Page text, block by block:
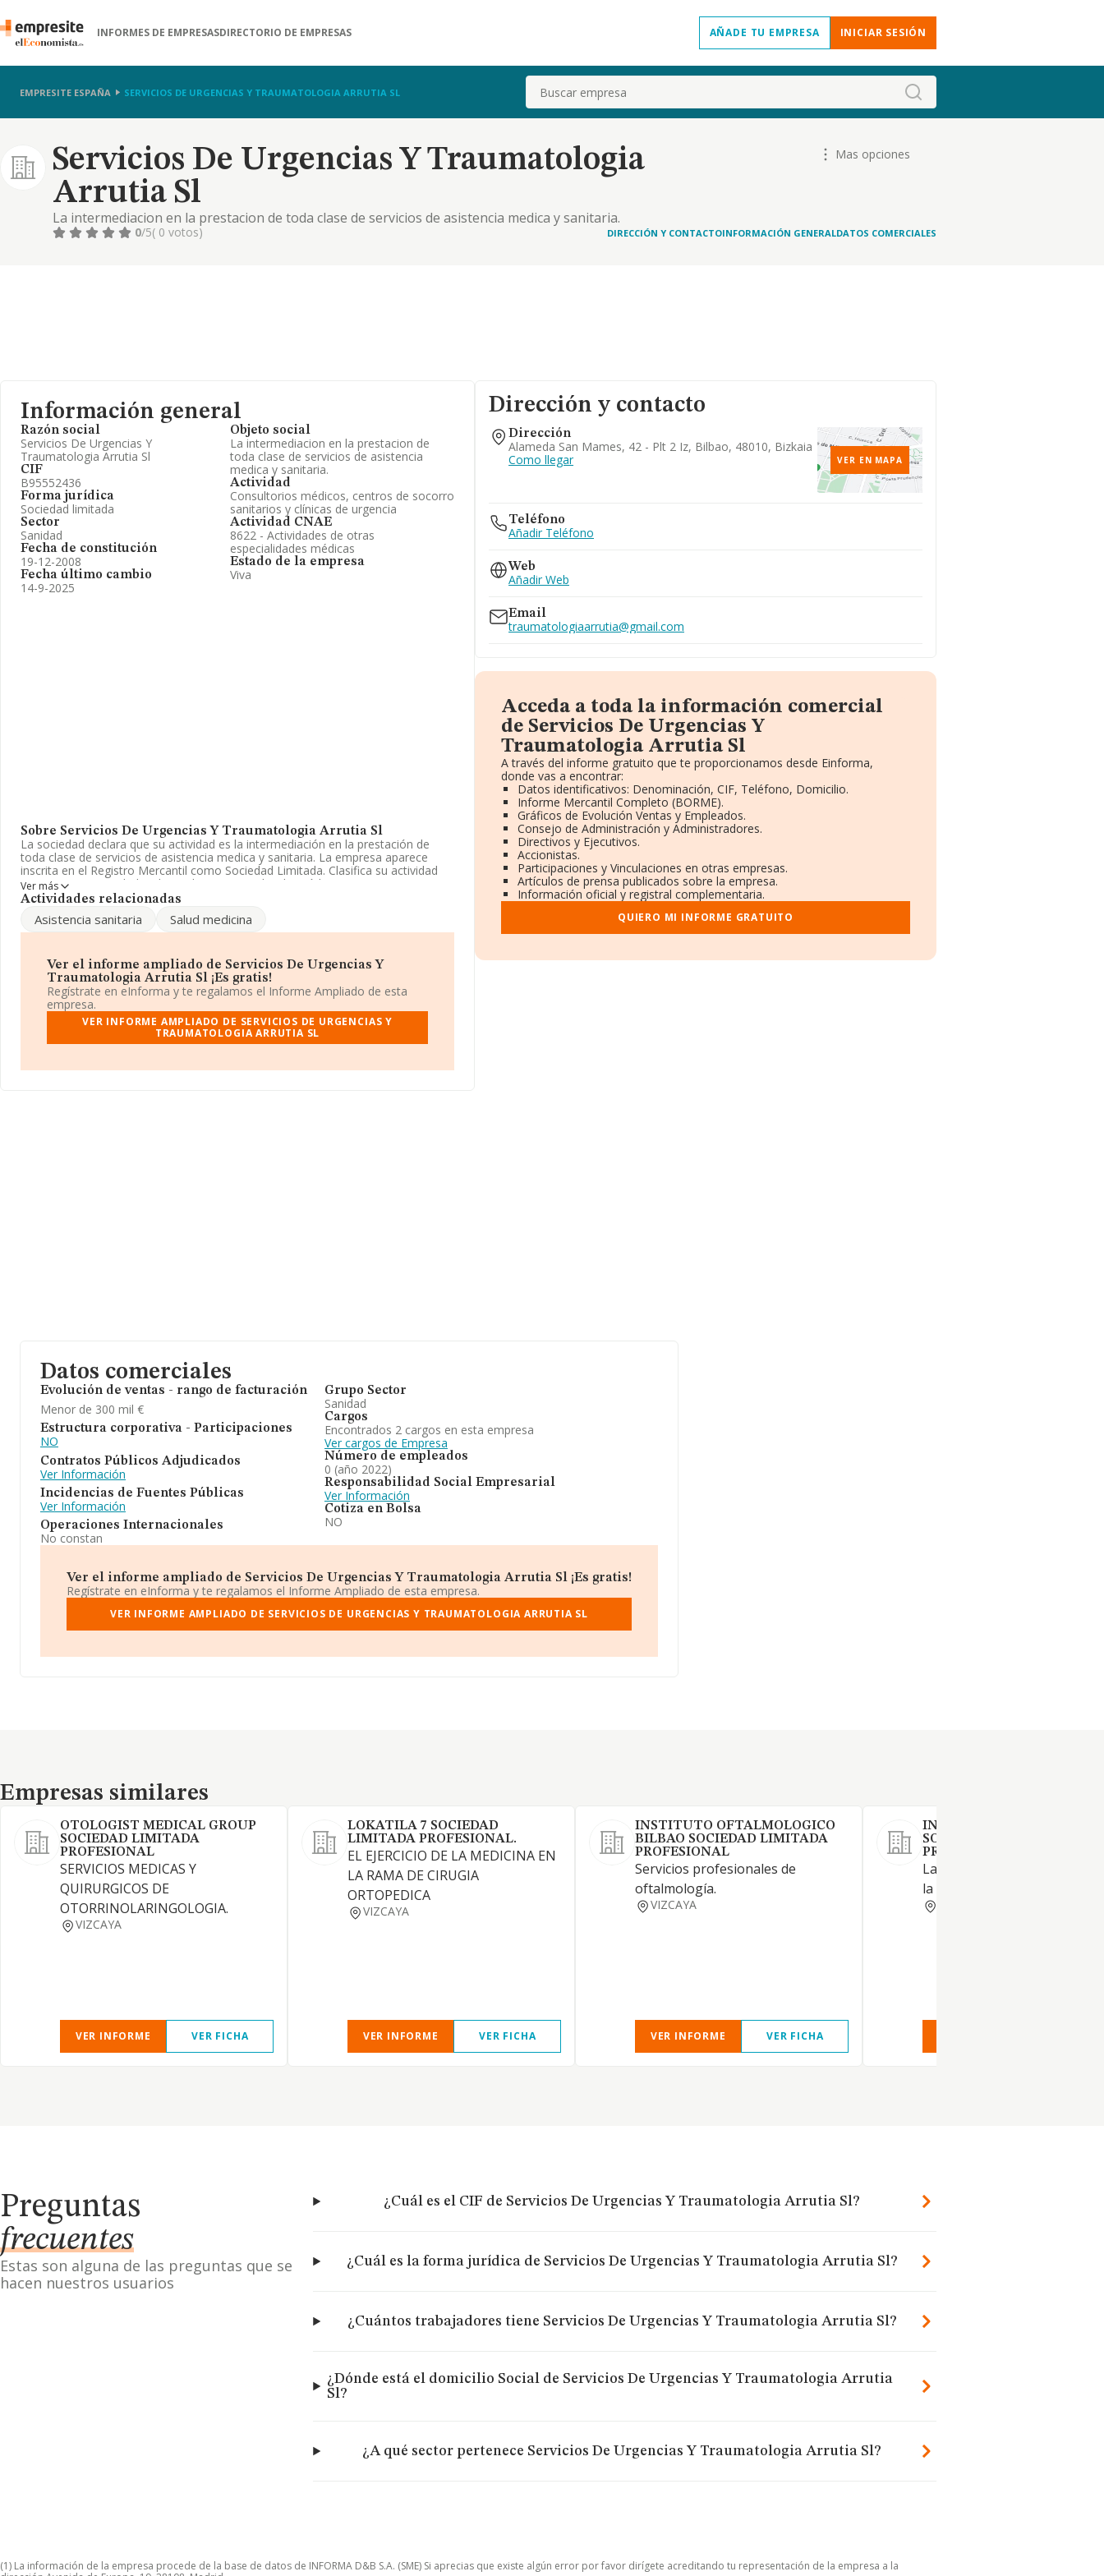
INFORMES DE EMPRESASDIRECTORIO DE EMPRESAS AÑADE TU EMPRESA INICIAR SESIÓN
EMPRESITE ESPAÑA SERVICIOS DE URGENCIAS Y TRAUMATOLOGIA ARRUTIA SL Buscar
Servicios De Urgencias Y Traumatologia
Arrutia Sl
La intermediacion en la prestacion de toda clase de servicios de asistencia medica y sanitaria.
Mas opciones
0/5( 0 votos) DIRECCIÓN Y CONTACTOINFORMACIÓN GENERALDATOS COMERCIALES
Información general
Razón social
Servicios De Urgencias Y
Traumatologia Arrutia Sl
CIF
B95552436
Forma jurídica
Sociedad limitada
Sector
Sanidad
Fecha de constitución
19-12-2008
Fecha último cambio
14-9-2025
Objeto social
La intermediacion en la prestacion de
toda clase de servicios de asistencia
medica y sanitaria.
Actividad
Consultorios médicos, centros de socorro
sanitarios y clínicas de urgencia
Actividad CNAE
8622 - Actividades de otras
especialidades médicas
Estado de la empresa
Viva
Sobre Servicios De Urgencias Y Traumatologia Arrutia Sl
La sociedad declara que su actividad es la intermediación en la prestación de
toda clase de servicios de asistencia medica y sanitaria. La empresa aparece
inscrita en el Registro Mercantil como Sociedad Limitada. Clasifica su actividad
CNAE como 'Actividades de medicina especializada', código 8622. La empresa no
tiene actividad en mercados exteriores.
Su correo es traumatologiaarrutia@gmail.com
con NIF B95552436, está situada en Alameda San Mames núm. 42 Plt 2 Iz,
(48010), en el municipio de Bilbao, en Vizcaya, País Vasco.
Con los datos a disposición de INFORMA sobre 13.421 empresas pertenecientes
al sector, a nivel nacional la facturación asciende a 4.898 millones de euros y se
calcula un promedio de facturación de 364 mil euros entre todas las compañías.
Respecto a la información de la provincia (hablamos de Vizcaya), en la base de
millones de euros. Con el fin de ampliar la información relativa a las compañías,
Ver más
Actividades relacionadas
Asistencia sanitaria Salud medicina
Ver el informe ampliado de Servicios De Urgencias Y
Traumatologia Arrutia Sl ¡Es gratis!
Regístrate en eInforma y te regalamos el Informe Ampliado de esta
empresa.
VER INFORME AMPLIADO DE SERVICIOS DE URGENCIAS Y
TRAUMATOLOGIA ARRUTIA SL
Dirección y contacto
Dirección
Alameda San Mames, 42 - Plt 2 Iz, Bilbao, 48010, Bizkaia
Como llegar
VER EN MAPA
Teléfono
Añadir Teléfono
Web
Añadir Web
Email
traumatologiaarrutia@gmail.com
Acceda a toda la información comercial
de Servicios De Urgencias Y
Traumatologia Arrutia Sl
A través del informe gratuito que te proporcionamos desde Einforma,
donde vas a encontrar:
Datos identificativos: Denominación, CIF, Teléfono, Domicilio.
Informe Mercantil Completo (BORME).
Gráficos de Evolución Ventas y Empleados.
Consejo de Administración y Administradores.
Directivos y Ejecutivos.
Accionistas.
Participaciones y Vinculaciones en otras empresas.
Artículos de prensa publicados sobre la empresa.
Información oficial y registral complementaria.
QUIERO MI INFORME GRATUITO
Datos comerciales
Evolución de ventas - rango de facturación
Menor de 300 mil €
Estructura corporativa - Participaciones
NO
Contratos Públicos Adjudicados
Ver Información
Incidencias de Fuentes Públicas
Ver Información
Operaciones Internacionales
No constan
Grupo Sector
Sanidad
Cargos
Encontrados 2 cargos en esta empresa
Ver cargos de Empresa
Número de empleados
0 (año 2022)
Responsabilidad Social Empresarial
Ver Información
Cotiza en Bolsa
NO
Ver el informe ampliado de Servicios De Urgencias Y Traumatologia Arrutia Sl ¡Es gratis!
Regístrate en eInforma y te regalamos el Informe Ampliado de esta empresa.
VER INFORME AMPLIADO DE SERVICIOS DE URGENCIAS Y TRAUMATOLOGIA ARRUTIA SL
Empresas similares
Empresas similares
OTOLOGIST MEDICAL GROUP
SOCIEDAD LIMITADA
PROFESIONAL
SERVICIOS MEDICAS Y
QUIRURGICOS DE
OTORRINOLARINGOLOGIA.
VIZCAYA
VER INFORME VER FICHA
LOKATILA 7 SOCIEDAD
LIMITADA PROFESIONAL.
EL EJERCICIO DE LA MEDICINA EN
LA RAMA DE CIRUGIA
ORTOPEDICA
VIZCAYA
VER INFORME VER FICHA
INSTITUTO OFTALMOLOGICO
BILBAO SOCIEDAD LIMITADA
PROFESIONAL
Servicios profesionales de
oftalmología.
VIZCAYA
VER INFORME VER FICHA
INSTITUTO ORL DR.
SOCIEDAD LIMITADA
PROFESIONAL.
La actividad propia del
la otorrinolaringologia
Preguntas
frecuentes
Estas son alguna de las preguntas que se
hacen nuestros usuarios
¿Cuál es el CIF de Servicios De Urgencias Y Traumatologia Arrutia Sl?
¿Cuál es la forma jurídica de Servicios De Urgencias Y Traumatologia Arrutia Sl?
¿Cuántos trabajadores tiene Servicios De Urgencias Y Traumatologia Arrutia Sl?
¿Dónde está el domicilio Social de Servicios De Urgencias Y Traumatologia Arrutia
Sl?
¿A qué sector pertenece Servicios De Urgencias Y Traumatologia Arrutia Sl?
(1) La información de la empresa procede de la base de datos de INFORMA D&B S.A. (SME) Si aprecias que existe algún error por favor dirígete acreditando tu representación de la empresa a la